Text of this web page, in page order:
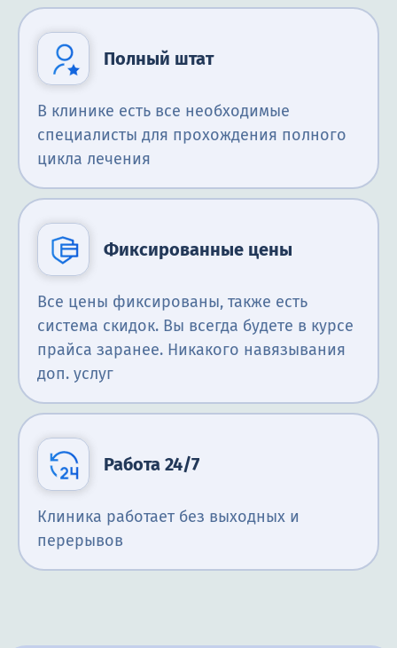
Полный штат
В клинике есть все необходимые
специалисты для прохождения полного
цикла лечения
Фиксированные цены
Все цены фиксированы, также есть
система скидок. Вы всегда будете в курсе
прайса заранее. Никакого навязывания
доп. услуг
Работа 24/7
Клиника работает без выходных и
перерывов